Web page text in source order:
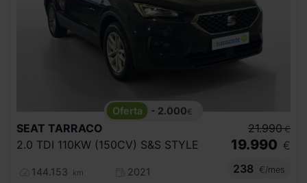
- 2.000€
SEAT TARRACO
2.0 TDI 110KW (150CV) S&S STYLE
144.153 km
2021
21.990 €
19.990 €
238
€/mes